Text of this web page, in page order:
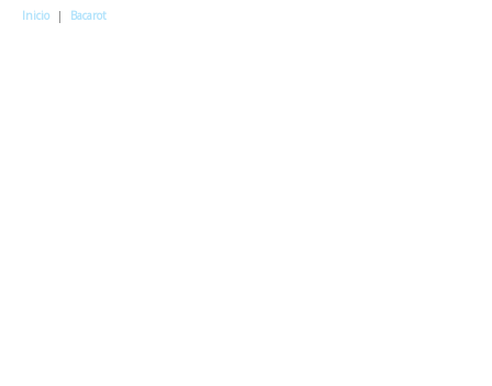
Inicio | Bacarot